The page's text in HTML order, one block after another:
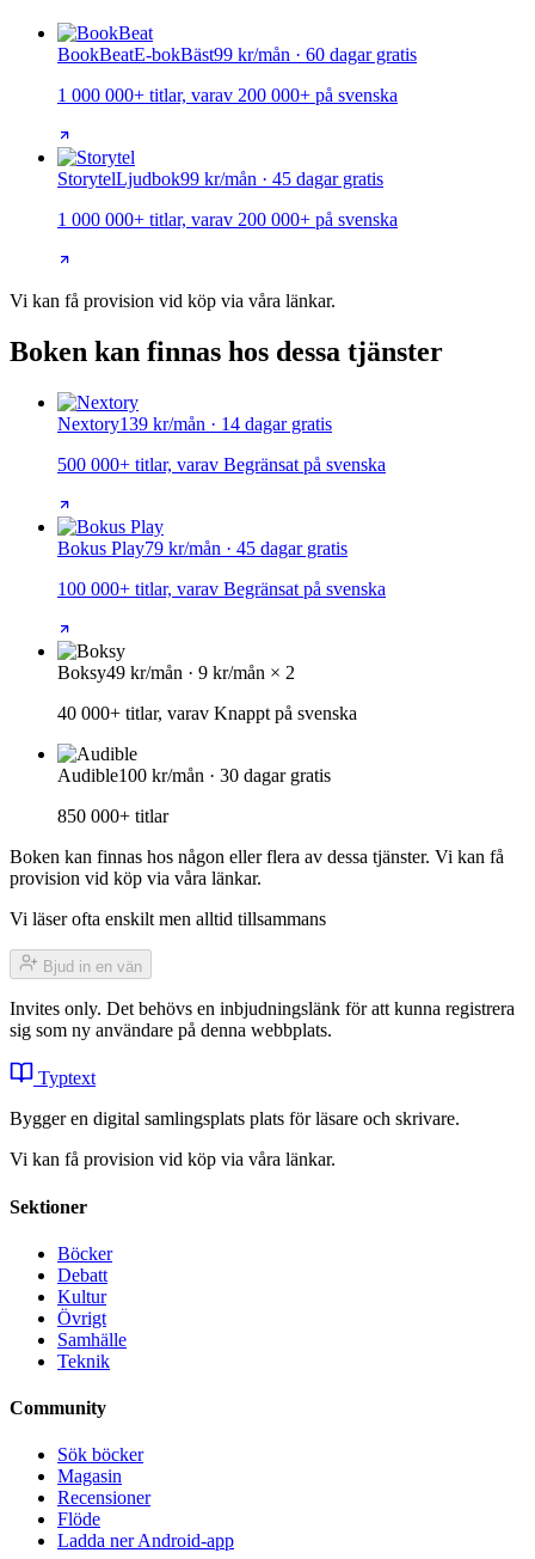
BookBeatE-bokBäst99 kr/mån · 60 dagar gratis
1 000 000+ titlar, varav 200 000+ på svenska
StorytelLjudbok99 kr/mån · 45 dagar gratis
1 000 000+ titlar, varav 200 000+ på svenska
Vi kan få provision vid köp via våra länkar.
Boken kan finnas hos dessa tjänster
Nextory139 kr/mån · 14 dagar gratis
500 000+ titlar, varav Begränsat på svenska
Bokus Play79 kr/mån · 45 dagar gratis
100 000+ titlar, varav Begränsat på svenska
Boksy49 kr/mån · 9 kr/mån × 2
40 000+ titlar, varav Knappt på svenska
Audible100 kr/mån · 30 dagar gratis
850 000+ titlar
Boken kan finnas hos någon eller flera av dessa tjänster. Vi kan få
provision vid köp via våra länkar.
Vi läser ofta enskilt men alltid tillsammans
Bjud in en vän
Invites only. Det behövs en inbjudningslänk för att kunna registrera
sig som ny användare på denna webbplats.
Typtext
Bygger en digital samlingsplats plats för läsare och skrivare.
Vi kan få provision vid köp via våra länkar.
Sektioner
Böcker
Debatt
Kultur
Övrigt
Samhälle
Teknik
Community
Sök böcker
Magasin
Recensioner
Flöde
Ladda ner Android-app